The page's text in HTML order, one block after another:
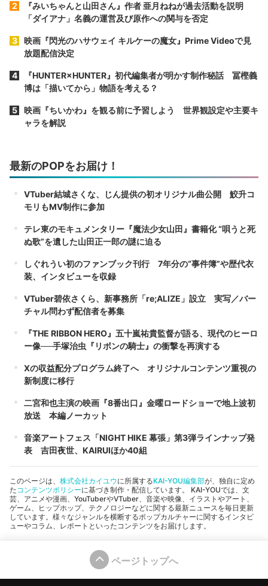
『みいちゃんと山田さん』作者 亜月ねねが過去活動を説明
「ダイアナ」名義の運営及び原作への関与を否定
映画『閃光のハサウェイ キルケーの魔女』Prime Videoで見
放題配信決定
『HUNTER×HUNTER』初代編集者が明かす制作秘話 冨樫義
博は「描いてから」物語を考える？
映画『ちいかわ』を観る前に予習しよう 世界観設定や主要キ
ャラを解説
最新のPOPをお届け！
VTuber結城さくな、じん提供の初オリジナル曲公開 鮫升コ
モリもMV制作に参加
テレ東のモキュメンタリー『魔法少女山田』書籍化 “唄うと死
ぬ歌”を遺した山田正一郎の謎に迫る
しぐれうい初のファンブック刊行 7年分の“事件簿”や歴代衣
装、インタビューを収録
VTuber碧依さくら、新事務所「re;ALIZE」設立 実写／バー
チャル問わず配信者を募集
『THE RIBBON HERO』五十嵐祐貴監督が語る、現代のヒーロ
ー像──手塚治虫『リボンの騎士』の衝撃を再演する
Xの収益配分プログラム終了へ オリジナルコンテンツ重視の
新制度に移行
二宮和也主演の映画『8番出口』金曜ロードショーで地上波初
放送 本編ノーカット
音楽アートフェス「NIGHT HIKE 幕張」第3弾ラインナップ発
表 吉田夜世、KAIRUIほか40組
このページは、 株式会社カイユウに所属するKAI-YOU編集部が、独自に定め
たコンテンツポリシーに基づき制作・配信しています。 KAI-YOUでは、文
芸、アニメや漫画、YouTuberやVTuber、音楽や映像、イラストやアート、
ゲーム、ヒップホップ、テクノロジーなどに関する最新ニュースを毎日更新
しています。様々なジャンルを横断するポップカルチャーに関するインタビ
ューやコラム、レポートといったコンテンツをお届けします。
ページトップへ